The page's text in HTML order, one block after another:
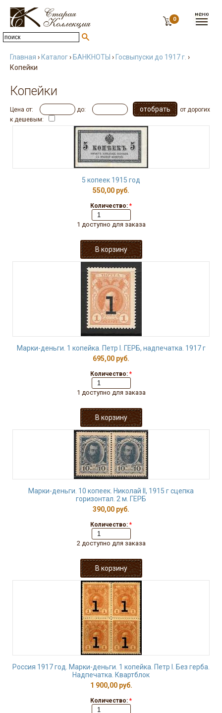
0
Главная › Каталог› БАНКНОТЫ › Госвыпуски до 1917 г. ›
Копейки
Копейки
Цена от: до:
от дорогих
к дешевым:
5 копеек 1915 год
550,00 руб.
Количество: *
1 доступно для заказа
Марки-деньги. 1 копейка. Петр I. ГЕРБ, надпечатка. 1917 г
695,00 руб.
Количество: *
1 доступно для заказа
Марки-деньги. 10 копеек. Николай II, 1915 г сцепка
горизонтал. 2 м. ГЕРБ
390,00 руб.
Количество: *
2 доступно для заказа
Россия 1917 год. Марки-деньги. 1 копейка. Петр I. Без герба.
Надпечатка. Квартблок
1 900,00 руб.
Количество: *